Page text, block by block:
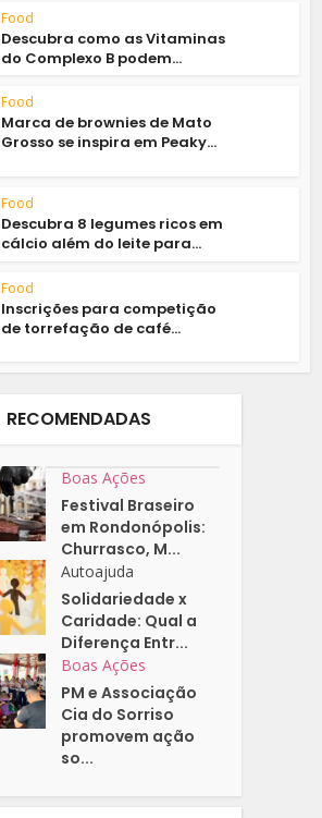
Food
Descubra como as Vitaminas
do Complexo B podem...
Food
Marca de brownies de Mato
Grosso se inspira em Peaky...
Food
Descubra 8 legumes ricos em
cálcio além do leite para...
Food
Inscrições para competição
de torrefação de café...
RECOMENDADAS
Boas Ações
Festival Braseiro
em Rondonópolis:
Churrasco, M...
Autoajuda
Solidariedade x
Caridade: Qual a
Diferença Entr...
Boas Ações
PM e Associação
Cia do Sorriso
promovem ação
so...